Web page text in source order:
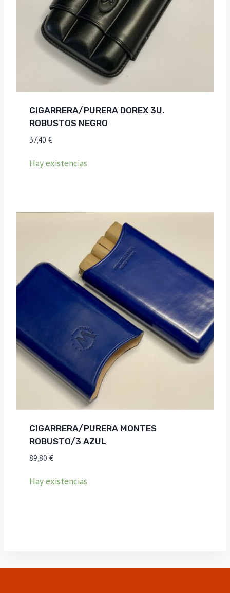
CIGARRERA/PURERA DOREX 3U.
ROBUSTOS NEGRO
37,40 €
Hay existencias
CIGARRERA/PURERA MONTES
ROBUSTO/3 AZUL
89,80 €
Hay existencias